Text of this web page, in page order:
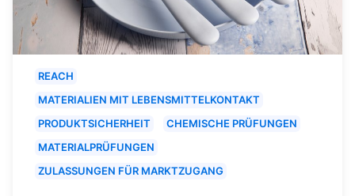
REACH
MATERIALIEN MIT LEBENSMITTELKONTAKT
PRODUKTSICHERHEIT
CHEMISCHE PRÜFUNGEN
MATERIALPRÜFUNGEN
ZULASSUNGEN FÜR MARKTZUGANG